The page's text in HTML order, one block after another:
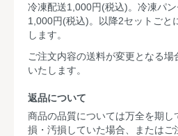
冷凍配送1,000円(税込)。冷凍パ
1,000円(税込)。以降2セットごと
します。
ご注文内容の送料が変更となる場
いたします。
返品について
商品の品質については万全を期し
損・汚損していた場合、またはご